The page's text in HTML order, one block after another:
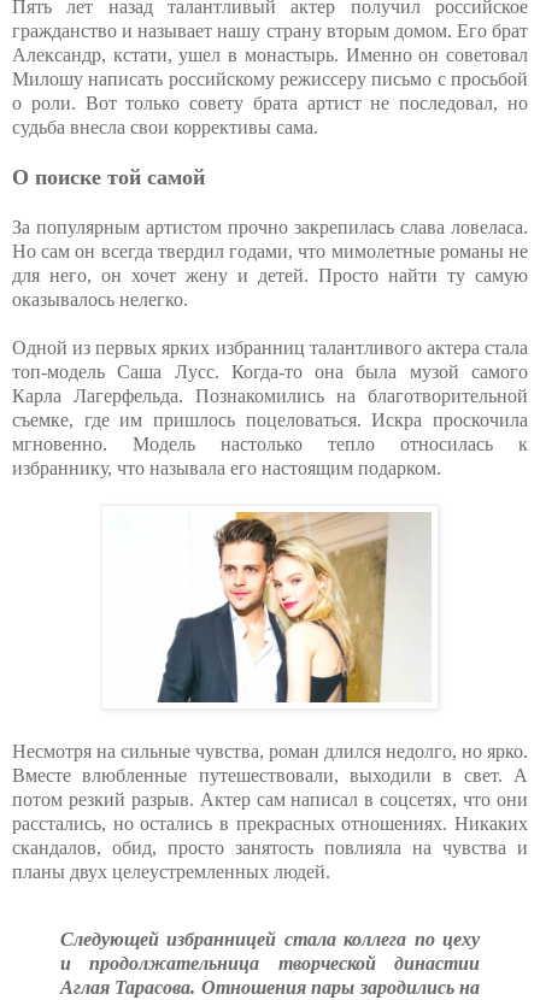
Пять лет назад талантливый актер получил российское
гражданство и называет нашу страну вторым домом. Его брат
Александр, кстати, ушел в монастырь. Именно он советовал
Милошу написать российскому режиссеру письмо с просьбой
о роли. Вот только совету брата артист не последовал, но
судьба внесла свои коррективы сама.
О поиске той самой
За популярным артистом прочно закрепилась слава ловеласа.
Но сам он всегда твердил годами, что мимолетные романы не
для него, он хочет жену и детей. Просто найти ту самую
оказывалось нелегко.
Одной из первых ярких избранниц талантливого актера стала
топ-модель Саша Лусс. Когда-то она была музой самого
Карла Лагерфельда. Познакомились на благотворительной
съемке, где им пришлось поцеловаться. Искра проскочила
мгновенно. Модель настолько тепло относилась к
избраннику, что называла его настоящим подарком.
Несмотря на сильные чувства, роман длился недолго, но ярко.
Вместе влюбленные путешествовали, выходили в свет. А
потом резкий разрыв. Актер сам написал в соцсетях, что они
расстались, но остались в прекрасных отношениях. Никаких
скандалов, обид, просто занятость повлияла на чувства и
планы двух целеустремленных людей.
Следующей избранницей стала коллега по цеху
и продолжательница творческой династии
Аглая Тарасова. Отношения пары зародились на